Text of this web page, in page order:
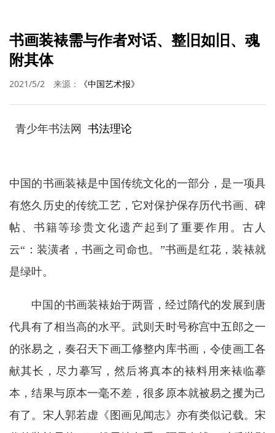
书画装裱需与作者对话、整旧如旧、魂
附其体
2021/5/2 来源： 《中国艺术报》
青少年书法网 书法理论
中国的书画装裱是中国传统文化的一部分，是一项具
有悠久历史的传统工艺，它对保护保存历代书画、碑
帖、书籍等珍贵文化遗产起到了重要作用。古人
云“：装潢者，书画之司命也。”书画是红花，装裱就
是绿叶。
中国的书画装裱始于两晋，经过隋代的发展到唐
代具有了相当高的水平。武则天时号称宫中五郎之一
的张易之，奏召天下画工修整内库书画，令使画工各
献其长，尽力摹写，然后将真本的裱料用来裱临摹
本，结果与原本一毫不差，很多原本就被易之攫为己
有了。宋人郭若虚《图画见闻志》亦有类似记载。宋